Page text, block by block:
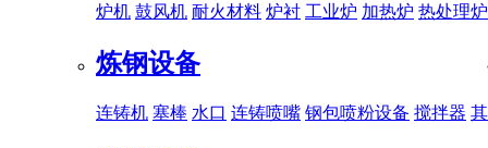
炉机 鼓风机 耐火材料 炉衬 工业炉 加热炉 热处理炉
炼钢设备
连铸机 塞棒 水口 连铸喷嘴 钢包喷粉设备 搅拌器